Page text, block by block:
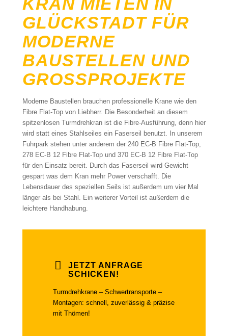
GLÜCKSTADT FÜR
MODERNE
BAUSTELLEN UND
GROSSPROJEKTE
Moderne Baustellen brauchen professionelle Krane wie den
Fibre Flat-Top von Liebherr. Die Besonderheit an diesem
spitzenlosen Turmdrehkran ist die Fibre-Ausführung, denn hier
wird statt eines Stahlseiles ein Faserseil benutzt. In unserem
Fuhrpark stehen unter anderem der 240 EC-B Fibre Flat-Top,
278 EC-B 12 Fibre Flat-Top und 370 EC-B 12 Fibre Flat-Top
für den Einsatz bereit. Durch das Faserseil wird Gewicht
gespart was dem Kran mehr Power verschafft. Die
Lebensdauer des speziellen Seils ist außerdem um vier Mal
länger als bei Stahl. Ein weiterer Vorteil ist außerdem die
leichtere Handhabung.
JETZT ANFRAGE
SCHICKEN!
Turmdrehkrane – Schwertransporte –
Montagen: schnell, zuverlässig & präzise
mit Thömen!